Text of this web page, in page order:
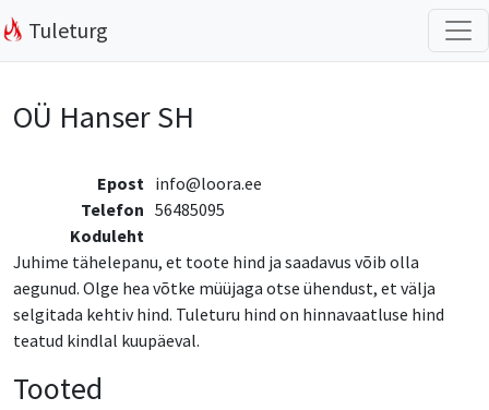
Tuleturg
OÜ Hanser SH
Epost info@loora.ee
Telefon 56485095
Koduleht
Juhime tähelepanu, et toote hind ja saadavus võib olla
aegunud. Olge hea võtke müüjaga otse ühendust, et välja
selgitada kehtiv hind. Tuleturu hind on hinnavaatluse hind
teatud kindlal kuupäeval.
Tooted